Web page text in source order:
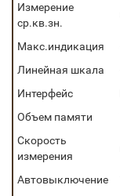
Измерение
ср.кв.зн.
Макс.индикация
Линейная шкала
Интерфейс
Объем памяти
Скорость
измерения
Автовыключение